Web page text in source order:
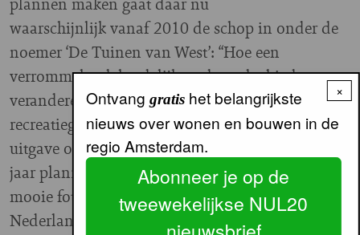
waarschijnlijk vanaf 2010 de schop in onder de
noemer ‘De Tuinen van West’: “Hoe een
verrommelend, landelijk stadsrandgebied gaat
veranderen in een eigentijds, groen
recreatiegebied,” schrijven de auteurs van deze
uitgave optimistisch in het voorwoord. Twintig
jaar plannen komen voorbij, gelardeerd van
mooie foto’s van inderdaad een vergeten stukje
Nederland. En dan is er natuurlijk nog de
×
Ontvang gratishet belangrijkste
nieuws over wonen en bouwen in de
regio Amsterdam.
Abonneer je op de
tweewekelijkse NUL20